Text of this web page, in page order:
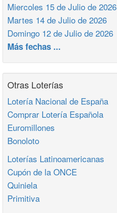
Miercoles 15 de Julio de 2026
Martes 14 de Julio de 2026
Domingo 12 de Julio de 2026
Más fechas ...
Otras Loterías
Lotería Nacional de España
Comprar Lotería Española
Euromillones
Bonoloto
Loterías Latinoamericanas
Cupón de la ONCE
Quiniela
Primitiva